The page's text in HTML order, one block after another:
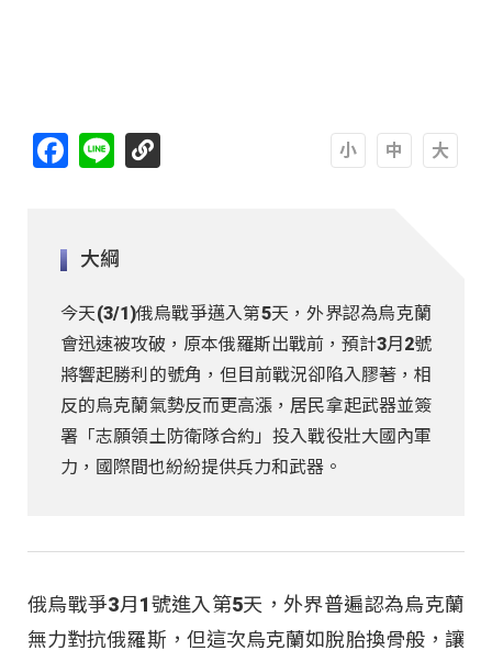
Facebook
Line
大綱
今天(3/1)俄烏戰爭邁入第5天，外界認為烏克蘭
會迅速被攻破，原本俄羅斯出戰前，預計3月2號
將響起勝利的號角，但目前戰況卻陷入膠著，相
反的烏克蘭氣勢反而更高漲，居民拿起武器並簽
署「志願領土防衛隊合約」投入戰役壯大國內軍
力，國際間也紛紛提供兵力和武器。
俄烏戰爭3月1號進入第5天，外界普遍認為烏克蘭
無力對抗俄羅斯，但這次烏克蘭如脫胎換骨般，讓